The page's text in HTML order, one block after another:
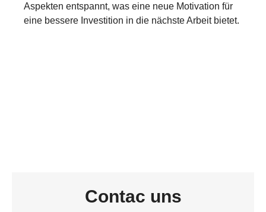
Aspekten entspannt, was eine neue Motivation für
eine bessere Investition in die nächste Arbeit bietet.
Contac uns